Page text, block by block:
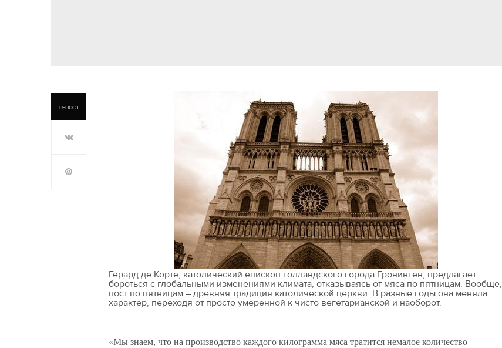
РЕПОСТ
Герард де Корте, католический епископ голландского города Гронинген, предлагает
бороться с глобальными изменениями климата, отказываясь от мяса по пятницам. Вообще,
пост по пятницам – древняя традиция католической церкви. В разные годы она меняла
характер, переходя от просто умеренной к чисто вегетарианской и наоборот.
«Мы знаем, что на производство каждого килограмма мяса тратится немалое количество